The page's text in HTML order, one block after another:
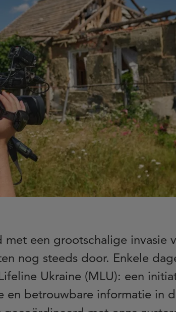
een grootschalige invasie
nog steeds door. Enkele
Ukraine (MLU): een
en betrouwbare informatie in